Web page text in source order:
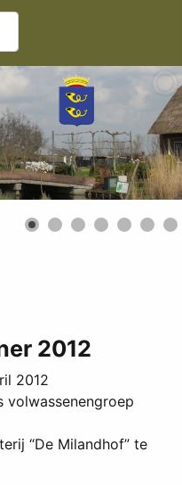
2012
2012
volwassenengroep
“De Milandhof” te